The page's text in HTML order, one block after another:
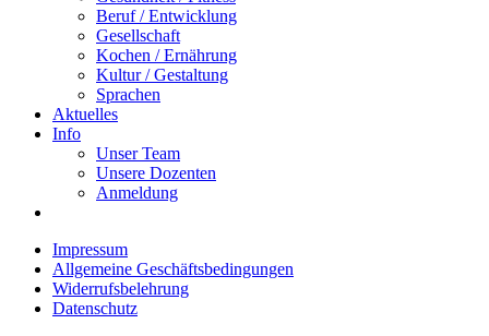
Beruf / Entwicklung
Gesellschaft
Kochen / Ernährung
Kultur / Gestaltung
Sprachen
Aktuelles
Info
Unser Team
Unsere Dozenten
Anmeldung
Impressum
Allgemeine Geschäftsbedingungen
Widerrufsbelehrung
Datenschutz